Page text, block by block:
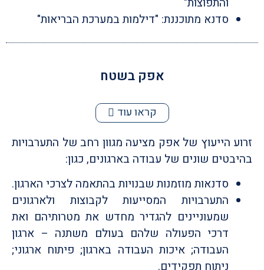
סדנא מתוכננת: "דילמות במערכת הבריאות"
אפק בשטח
קראו עוד
זרוע הייעוץ של אפק מציעה מגוון רחב של התערבויות
בהיבטים שונים של עבודה בארגונים, כגון:
סדנאות מוזמנות שבנויות בהתאמה לצרכי הארגון.
התערבויות המסייעות לקבוצות ולארגונים
שמעוניינים להגדיר מחדש את מטרותיהם ואת
דרכי הפעולה שלהם בעולם משתנה – ארגון
העבודה; איכות העבודה בארגון; פיתוח ארגוני;
ניתוח תפקידים.